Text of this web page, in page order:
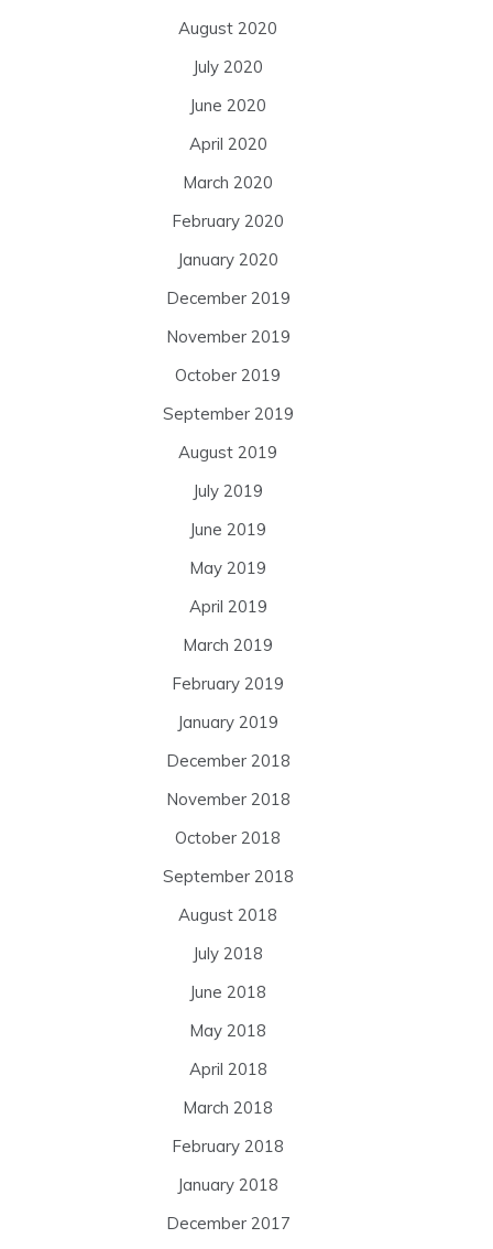
August 2020
July 2020
June 2020
April 2020
March 2020
February 2020
January 2020
December 2019
November 2019
October 2019
September 2019
August 2019
July 2019
June 2019
May 2019
April 2019
March 2019
February 2019
January 2019
December 2018
November 2018
October 2018
September 2018
August 2018
July 2018
June 2018
May 2018
April 2018
March 2018
February 2018
January 2018
December 2017